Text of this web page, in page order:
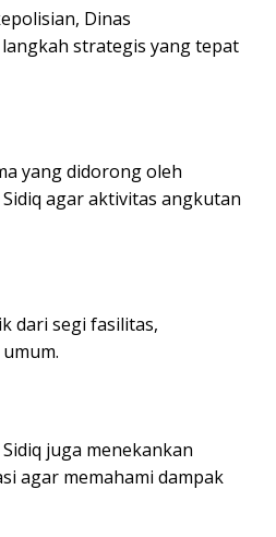
Dinas
strategis yang tepat
yang didorong oleh
agar aktivitas angkutan
dari segi fasilitas,
juga menekankan
agar memahami dampak